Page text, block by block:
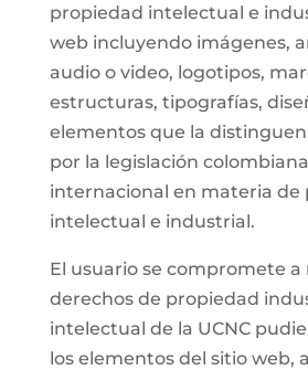
propiedad intelectual e
web incluyendo imágenes,
audio o video, logotipos,
estructuras, tipografías,
elementos que la
por la legislación
internacional en materia de
intelectual e industrial.
El usuario se compromete a
derechos de propiedad
intelectual de la UCNC
los elementos del sitio web,